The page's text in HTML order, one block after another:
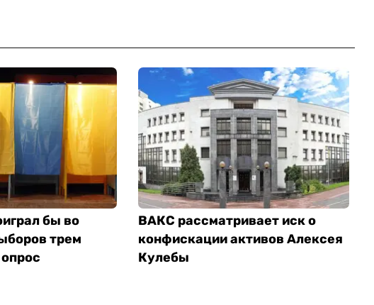
бы во
трем
ВАКС рассматривает иск о
конфискации активов Алексея
Кулебы